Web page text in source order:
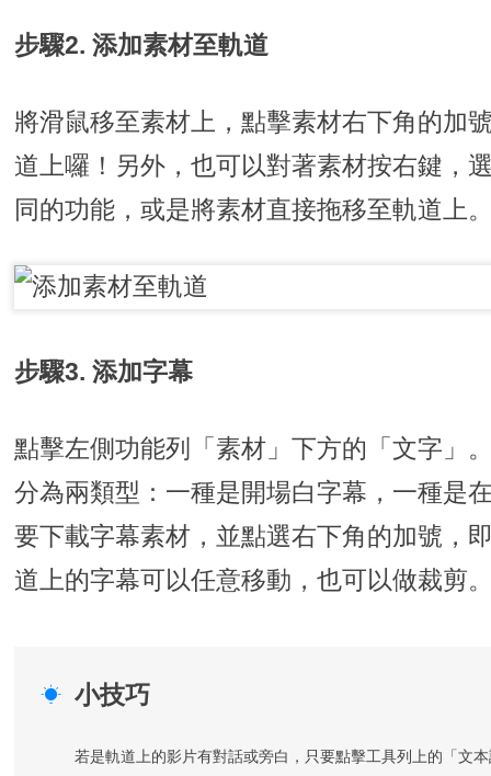
步驟2. 添加素材至軌道
將滑鼠移至素材上，點擊素材右下角的加
道上囉！另外，也可以對著素材按右鍵，
同的功能，或是將素材直接拖移至軌道上
步驟3. 添加字幕
點擊左側功能列「素材」下方的「文字」
分為兩類型：一種是開場白字幕，一種是
要下載字幕素材，並點選右下角的加號，
道上的字幕可以任意移動，也可以做裁剪
 小技巧
若是軌道上的影片有對話或旁白，只要點擊工具列上的「文